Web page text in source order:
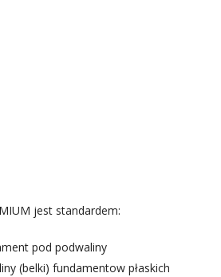
jest standardem:
pod podwaliny
(belki) fundamentow płaskich